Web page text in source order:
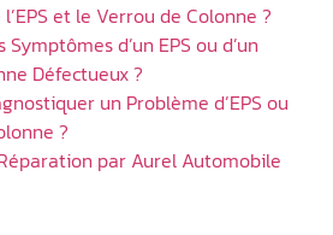
l’EPS et le Verrou de Colonne ?
d’un EPS ou d’un
Défectueux ?
un Problème d’EPS ou
?
par Aurel Automobile